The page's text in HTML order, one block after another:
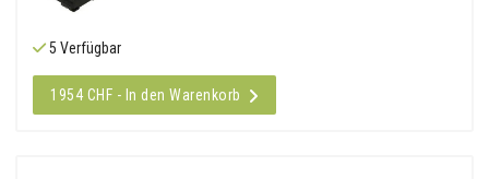
5 Verfügbar
1954 CHF - In den Warenkorb